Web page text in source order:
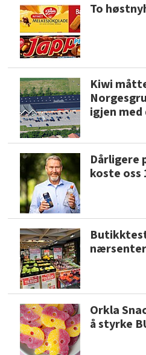
To
Kiwi
igjen med
Dårligere
koste oss
Orkla
å styrke